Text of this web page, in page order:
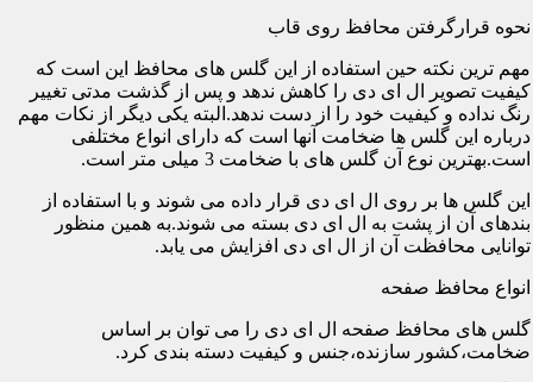
نحوه قرارگرفتن محافظ روی قاب
مهم ترین نکته حین استفاده از این گلس های محافظ این است که
کیفیت تصویر ال ای دی را کاهش ندهد و پس از گذشت مدتی تغییر
رنگ نداده و کیفیت خود را از دست ندهد.البته یکی دیگر از نکات مهم
درباره این گلس ها ضخامت آنها است که دارای انواع مختلفی
است.بهترین نوع آن گلس های با ضخامت 3 میلی متر است.
این گلس ها بر روی ال ای دی قرار داده می شوند و با استفاده از
بندهای آن از پشت به ال ای دی بسته می شوند.به همین منظور
توانایی محافظت آن از ال ای دی افزایش می یابد.
انواع محافظ صفحه
گلس های محافظ صفحه ال ای دی را می توان بر اساس
ضخامت،کشور سازنده،جنس و کیفیت دسته بندی کرد.